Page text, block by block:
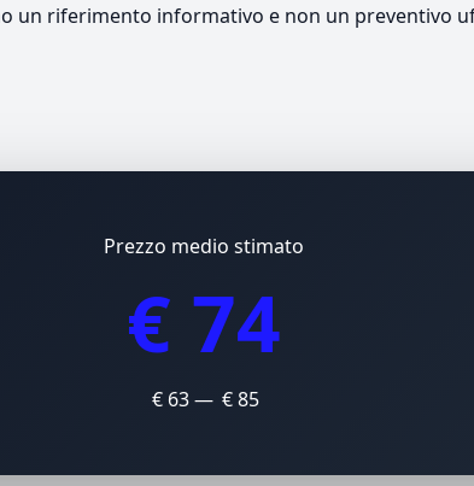
un riferimento informativo e non un preventivo
Prezzo medio stimato
€ 74
€ 63 — € 85